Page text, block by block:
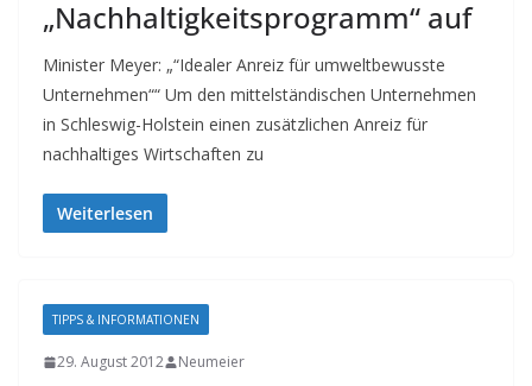
„Nachhaltigkeitsprogramm“ auf
Minister Meyer: „“Idealer Anreiz für umweltbewusste
Unternehmen““ Um den mittelständischen Unternehmen
in Schleswig-Holstein einen zusätzlichen Anreiz für
nachhaltiges Wirtschaften zu
Weiterlesen
TIPPS & INFORMATIONEN
29. August 2012 Neumeier